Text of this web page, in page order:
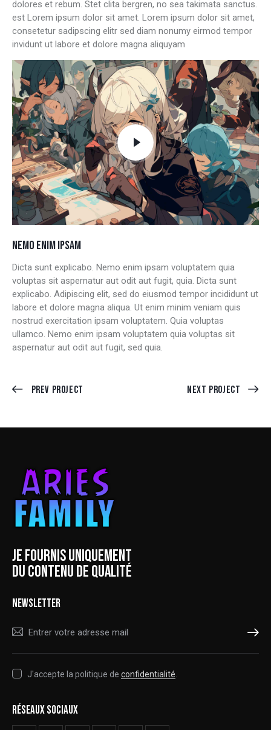
dolores et rebum. Stet clita bergren, no sea takimata sanctus.
est Lorem ipsum dolor sit amet. Lorem ipsum dolor sit amet,
consetetur sadipscing elitr sed diam nonumy eirmod tempor
invidunt ut labore et dolore magna aliquyam
NEMO ENIM IPSAM
Dicta sunt explicabo. Nemo enim ipsam voluptatem quia
voluptas sit aspernatur aut odit aut fugit, quia. Dicta sunt
explicabo. Adipiscing elit, sed do eiusmod tempor incididunt ut
labore et dolore magna aliqua. Ut enim minim veniam quis
nostrud exercitation ipsam voluptatem. Quia voluptas
ullamco. Nemo enim ipsam voluptatem quia voluptas sit
aspernatur aut odit aut fugit, sed quia.
Prev Project Next Project
JE FOURNIS UNIQUEMENT
DU CONTENU DE QUALITÉ
NEWSLETTER
S'ABONNER
J'accepte la politique de confidentialité
RÉSEAUX SOCIAUX